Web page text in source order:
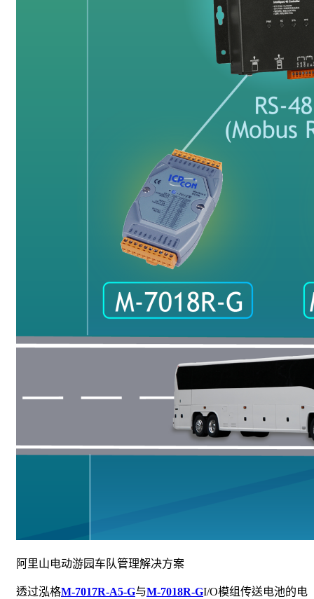
阿里山电动游园车队管理解决方案
透过泓格M-7017R-A5-G与M-7018R-GI/O模组传送电池的电